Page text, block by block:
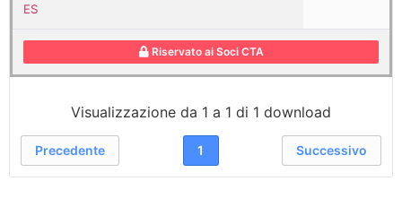
ES
Riservato ai Soci CTA
Visualizzazione da 1 a 1 di 1 download
Precedente 1 Successivo